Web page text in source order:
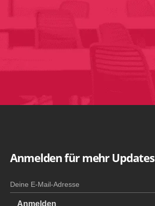
Anmelden für mehr Updates